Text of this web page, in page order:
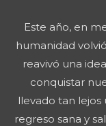
Este año, en
humanidad
reavivó una
conquistar
llevado tan
regreso sana y